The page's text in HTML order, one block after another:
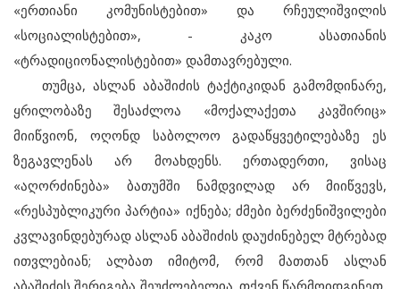
«ერთიანი კომუნისტებით» და რჩეულიშვილის
«სოციალისტებით», - კაკო ასათიანის
«ტრადიციონალისტებით» დამთავრებული.
თუმცა, ასლან აბაშიძის ტაქტიკიდან გამომდინარე,
ყრილობაზე შესაძლოა «მოქალაქეთა კავშირიც»
მიიწვიონ, ოღონდ საბოლოო გადაწყვეტილებაზე ეს
ზეგავლენას არ მოახდენს. ერთადერთი, ვისაც
«აღორძინება» ბათუმში ნამდვილად არ მიიწვევს,
«რესპუბლიკური პარტია» იქნება; ძმები ბერძენიშვილები
კვლავინდებურად ასლან აბაშიძის დაუძინებელ მტრებად
ითვლებიან; ალბათ იმიტომ, რომ მათთან ასლან